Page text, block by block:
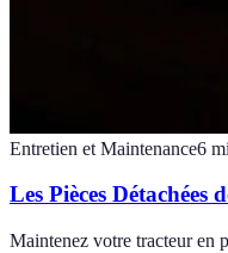
Entretien et Maintenance6
Les Pièces
Maintenez votre tracteur en